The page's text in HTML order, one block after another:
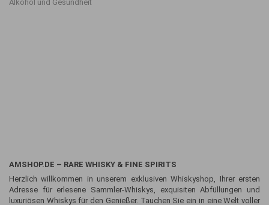
Alkohol und Gesundheit
AMSHOP.DE – RARE WHISKY & FINE SPIRITS
Herzlich willkommen in unserem exklusiven Whiskyshop, Ihrer ersten
Adresse für erlesene Sammler-Whiskys, exquisiten Abfüllungen und
luxuriösen Whiskys für den Genießer. Tauchen Sie ein in eine Welt voller